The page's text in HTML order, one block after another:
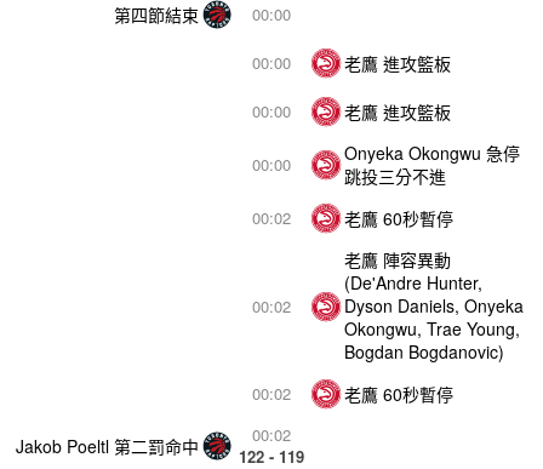
00:02
122 - 119
Jakob Poeltl 第二罰命中
00:02 老鷹 60秒暫停
00:02
老鷹 陣容異動
(De'Andre Hunter,
Dyson Daniels, Onyeka
Okongwu, Trae Young,
Bogdan Bogdanovic)
00:02 老鷹 60秒暫停
00:00
Onyeka Okongwu 急停
跳投三分不進
00:00 老鷹 進攻籃板
00:00 老鷹 進攻籃板
00:00
第四節結束